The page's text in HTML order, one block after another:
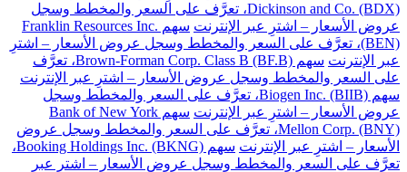
Dickinson and Co. (BDX)، تعرَّف على السعر والمخطط وسجل
عروض الأسعار – اشترِ عبر الإنترنت
سهم Franklin Resources Inc.
(BEN)، تعرَّف على السعر والمخطط وسجل عروض الأسعار – اشترِ
عبر الإنترنت
سهم Brown-Forman Corp. Class B (BF.B)، تعرَّف
على السعر والمخطط وسجل عروض الأسعار – اشترِ عبر الإنترنت
سهم Biogen Inc. (BIIB)، تعرَّف على السعر والمخطط وسجل
عروض الأسعار – اشترِ عبر الإنترنت
سهم Bank of New York
Mellon Corp. (BNY)، تعرَّف على السعر والمخطط وسجل عروض
الأسعار – اشترِ عبر الإنترنت
سهم Booking Holdings Inc. (BKNG)،
تعرَّف على السعر والمخطط وسجل عروض الأسعار – اشترِ عبر